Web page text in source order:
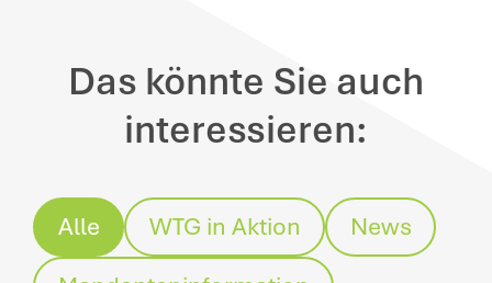
Das könnte Sie auch
interessieren:
Alle WTG in Aktion
News